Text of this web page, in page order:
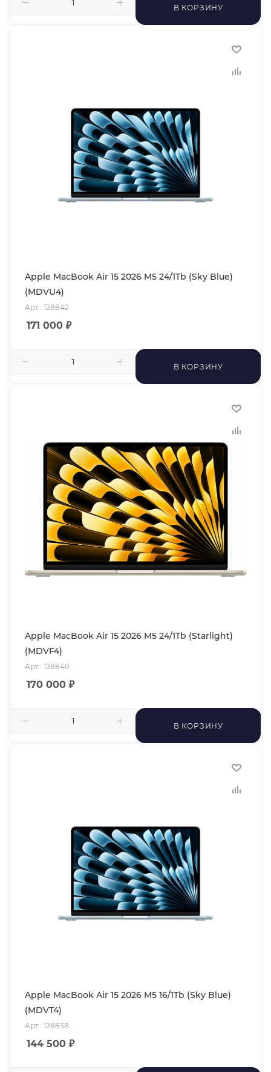
В КОРЗИНУ
Apple MacBook Air 15 2026 M5 24/1Tb (Sky Blue)
(MDVU4)
Арт.: 128842
171 000 ₽
В КОРЗИНУ
Apple MacBook Air 15 2026 M5 24/1Tb (Starlight)
(MDVF4)
Арт.: 128840
170 000 ₽
В КОРЗИНУ
Apple MacBook Air 15 2026 M5 16/1Tb (Sky Blue)
(MDVT4)
Арт.: 128838
144 500 ₽